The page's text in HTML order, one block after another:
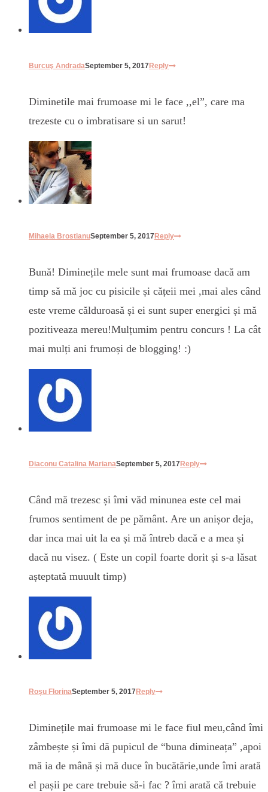
Burcuş AndradaSeptember 5, 2017Reply
Diminetile mai frumoase mi le face ,,el”, care ma
trezeste cu o imbratisare si un sarut!
Mihaela BrostianuSeptember 5, 2017Reply
Bună! Diminețile mele sunt mai frumoase dacă am
timp să mă joc cu pisicile și cățeii mei ,mai ales când
este vreme călduroasă și ei sunt super energici și mă
pozitiveaza mereu!Mulțumim pentru concurs ! La cât
mai mulți ani frumoși de blogging! :)
Diaconu Catalina MarianaSeptember 5, 2017Reply
Când mă trezesc și îmi văd minunea este cel mai
frumos sentiment de pe pământ. Are un anișor deja,
dar inca mai uit la ea și mă întreb dacă e a mea și
dacă nu visez. ( Este un copil foarte dorit și s-a lăsat
așteptată muuult timp)
Roșu FlorinaSeptember 5, 2017Reply
Diminețile mai frumoase mi le face fiul meu,când îmi
zâmbește și îmi dă pupicul de “buna dimineața” ,apoi
mă ia de mână și mă duce în bucătărie,unde îmi arată
el pașii pe care trebuie să-i fac ? îmi arată că trebuie